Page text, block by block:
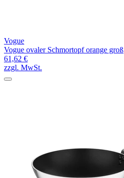
Vogue
Vogue ovaler Schmortopf orange groß
61,62 €
zzgl. MwSt.